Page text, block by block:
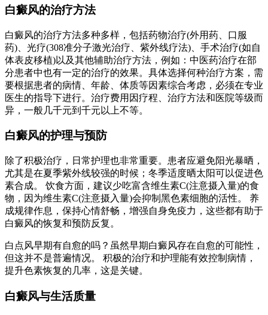
白癜风的治疗方法
白癜风的治疗方法多种多样，包括药物治疗(外用药、口服
药)、光疗(308准分子激光治疗、紫外线疗法)、手术治疗(如自
体表皮移植)以及其他辅助治疗方法，例如：中医药治疗在部
分患者中也有一定的治疗的效果。具体选择何种治疗方案，需
要根据患者的病情、年龄、体质等因素综合考虑，必须在专业
医生的指导下进行。治疗费用因疗程、治疗方法和医院等级而
异，一般几千元到千元以上不等。
白癜风的护理与预防
除了积极治疗，日常护理也非常重要。患者应避免阳光暴晒，
尤其是在夏季紫外线较强的时候；冬季适度晒太阳可以促进色
素合成。 饮食方面，建议少吃富含维生素C(注意摄入量)的食
物，因为维生素C(注意摄入量)会抑制黑色素细胞的活性。 养
成规律作息，保持心情舒畅，增强自身免疫力，这些都有助于
白癜风的恢复和预防反复。
白点风早期有自愈的吗？虽然早期白癜风存在自愈的可能性，
但这并不是普遍情况。 积极的治疗和护理能有效控制病情，
提升色素恢复的几率，这是关键。
白癜风与生活质量